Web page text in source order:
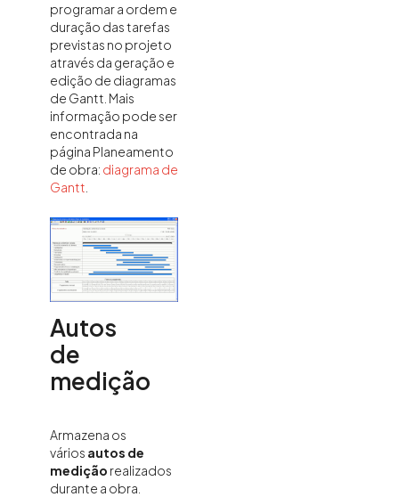
programar a ordem e
duração das tarefas
previstas no projeto
através da geração e
edição de diagramas
de Gantt. Mais
informação pode ser
encontrada na
página Planeamento
de obra: diagrama de
Gantt
Autos
de
medição
Armazena os
vários autos de
medição realizados
durante a obra.